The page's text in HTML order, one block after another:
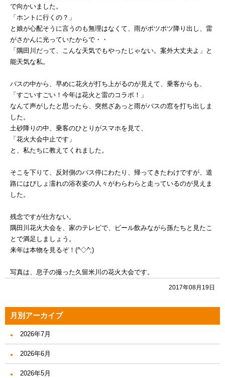
で向かいました。
「ホントに行くの？」
と娘が心配そうに言うのも無理はなくて、雨がポツポツ降り出し、雷
がさかんに光っていたからで・・
「隅田川だって、こんな天気でもやったじゃない。案外大丈夫よ」と
能天気な私。
バスの中から、早めに花火が打ち上がるのが見えて、乗客からも、
「すごいすごい！今年は花火と雷のコラボ！」
なんて声がしたと思ったら、突然ざあっと雨がバスの窓を打ち出しま
した。
土砂降りの中、乗客のひとりがスマホを見て、
「花火大会中止です」
と、私たちに教えてくれました。
そこを下りて、反対側のバス停にわたり、帰ってきたわけですが、道
路にはびしょ濡れの浴衣姿の人々がわらわらと走っているのが見えま
した。
残念ですが仕方ない。
隅田川花火大会を、家のテレビで、ビール飲みながら孫たちと見たこ
とで満足しましょう。
来年は本物を見るぞ！(^◇^;)
写真は、息子の撮った久留米川の花火大会です。
2017年08月19日
月別アーカイブ
2026年7月
2026年6月
2026年5月